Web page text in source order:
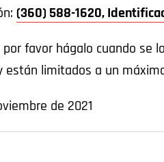
(360) 588-1620,
favor hágalo cuando se
limitados a un
de 2021